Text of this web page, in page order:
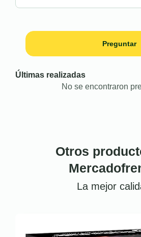
Preguntar
Últimas realizadas
No se encontraron
Otros
La mejor